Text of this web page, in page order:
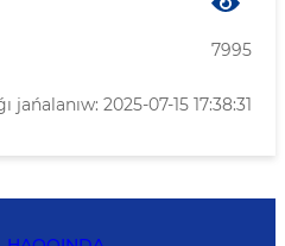
7995
jańalanıw: 2025-07-15 17:38:31